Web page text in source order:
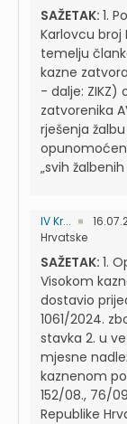
SAŽETAK: 1.
Karlovcu broj
temelju
kazne
- dalje: ZIKZ)
zatvorenika
rješenja
„svih žalbenih
IV Kr...
Hrvatske
SAŽETAK: 1.
Visokom
dostavio
1061/2024.
stavka 2. u
mjesne
kaznenom
152/08., 76/
Republike